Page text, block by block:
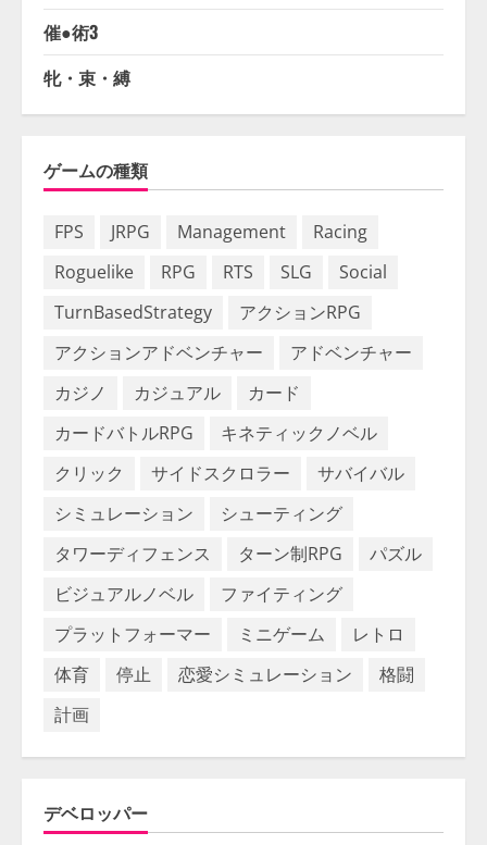
催●術3
牝・束・縛
ゲームの種類
FPS JRPG Management
Racing
Roguelike
RPG RTS SLG
Social
TurnBasedStrategy
アクションRPG
アクションアドベンチャー
アドベンチャー
カジノ
カジュアル
カード
カードバトルRPG
キネティックノベル
クリック
サイドスクロラー
サバイバル
シミュレーション
シューティング
タワーディフェンス
ターン制RPG
パズル
ビジュアルノベル
ファイティング
プラットフォーマー
ミニゲーム
レトロ
体育
停止 恋愛シミュレーション
格闘
計画
デベロッパー